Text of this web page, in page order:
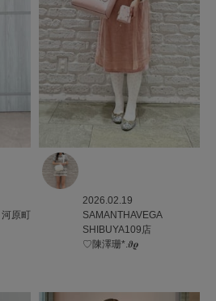
河原町
2026.02.19
SAMANTHAVEGA
SHIBUYA109店
♡陳澤珊*.𝝑𝝔